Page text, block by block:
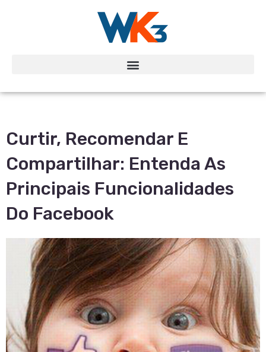
Curtir, Recomendar E
Compartilhar: Entenda As
Principais Funcionalidades
Do Facebook